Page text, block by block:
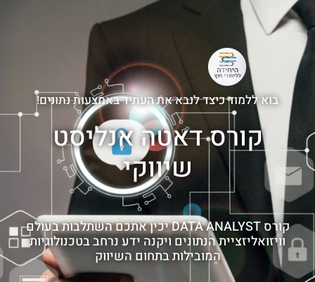
בוא ללמוד כיצד לנבא את העתיד באמצעות נתונים!
קורס דאטה אנליסט
שיווקי
קורס DATA ANALYST יכין אתכם השתלבות בעולם
וויזואליזציית הנתונים ויקנה ידע נרחב בטכנולוגיות
המובילות בתחום השיווק